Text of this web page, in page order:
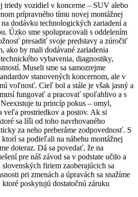
triedy vozidiel v koncerne – SUV alebo
prípravného tímu novej montážnej
dodávku technologických zariadení a
Úzko sme spolupracovali s oddelením
presadiť svoje predstavy a zúročiť
ako by mali dodávané zariadenia
vybavenia, diagnostiky,
Museli sme sa samozrejme
stanovených koncernom, ale v
voľnosť. Cieľ bol a stále je však jasný a
fungovať a pracovať spoľahlivo a s
tu princíp pokus – omyl,
veľa prostriedkov a postov. Ak si
sa líši od toho navrhovaného
za neho preberáme zodpovednosť. S
sa podieľali na nábehu montážnej
doteraz. Dá sa povedať, že na
pre náš závod sa v podstate učilo a
firiem zaoberajúcich sa
pri zmenách a úpravách sa snažíme
poskytujú dostatočnú záruku